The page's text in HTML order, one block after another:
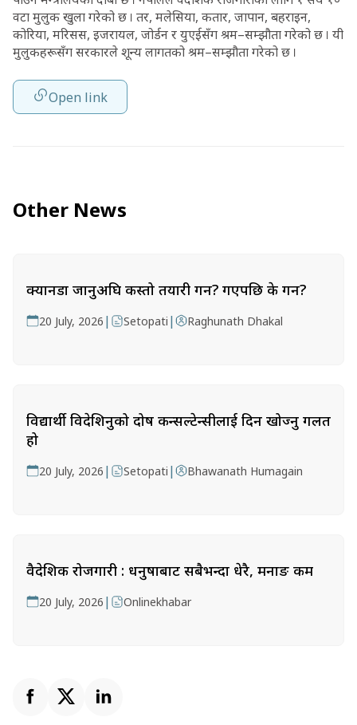
वटा मुलुक खुला गरेको छ । तर, मलेसिया, कतार, जापान, बहराइन,
कोरिया, मरिसस, इजरायल, जोर्डन र युएईसँग श्रम–सम्झौता गरेको छ । यी
मुलुकहरूसँग सरकारले शून्य लागतको श्रम–सम्झौता गरेको छ ।
Open link
Other News
क्यानडा जानुअघि कस्तो तयारी गर्ने? गएपछि के गर्ने?
20 July, 2026 | Setopati | Raghunath Dhakal
विद्यार्थी विदेशिनुको दोष कन्सल्टेन्सीलाई दिन खोज्नु गलत
हो
20 July, 2026 | Setopati | Bhawanath Humagain
वैदेशिक रोजगारी : धनुषाबाट सबैभन्दा धेरै, मनाङ कम
20 July, 2026 | Onlinekhabar